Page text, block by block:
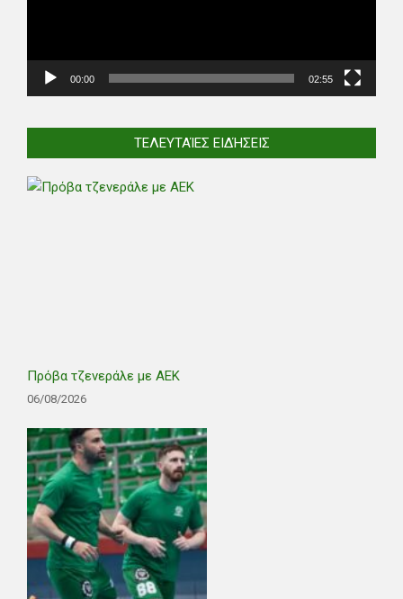
00:00 02:55
ΤΕΛΕΥΤΑΊΕΣ ΕΙΔΉΣΕΙΣ
Πρόβα τζενεράλε με ΑΕΚ
06/08/2026